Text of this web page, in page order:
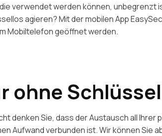
verwendet werden können, unbegrenzt
agieren? Mit der mobilen App
Mobiltelefon geöffnet werden.
ohne
denken Sie, dass der Austausch all Ihrer
Aufwand verbunden ist. Wir können Sie